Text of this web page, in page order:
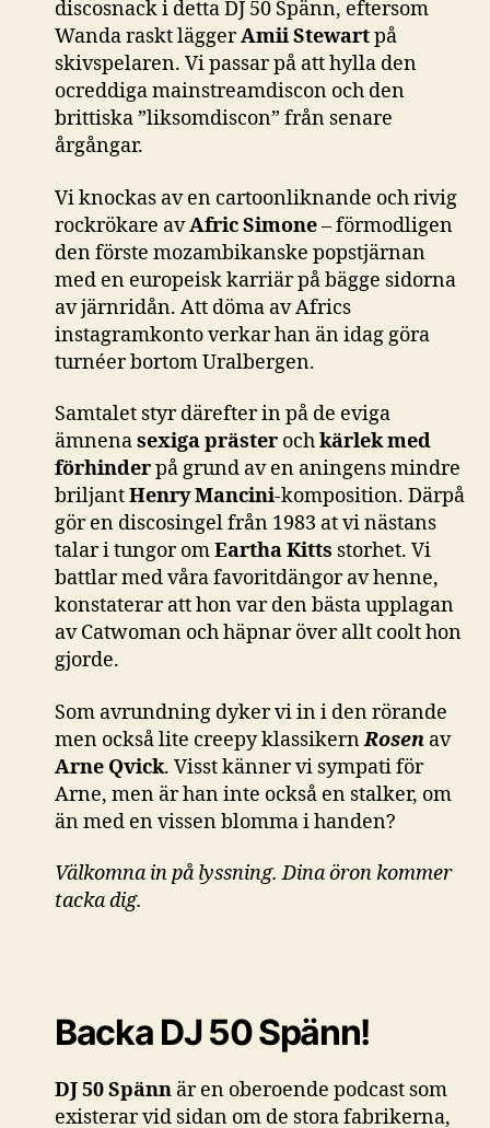
discosnack i detta DJ 50 Spänn, eftersom
Wanda raskt läggerAmii Stewartpå
skivspelaren. Vi passar på att hylla den
ocreddiga mainstreamdiscon och den
brittiska ”liksomdiscon” från senare
årgångar.
Vi knockas av en cartoonliknande och rivig
rockrökare avAfric Simone– förmodligen
den förste mozambikanske popstjärnan
med en europeisk karriär på bägge sidorna
av järnridån. Att döma av Africs
instagramkonto verkar han än idag göra
turnéer bortom Uralbergen.
Samtalet styr därefter in på de eviga
ämnenasexiga präster ochkärlek med
förhinderpå grund av en aningens mindre
briljantHenry Mancini-komposition. Därpå
gör en discosingel från 1983 at vi nästans
talar i tungor omEartha Kitts storhet. Vi
battlar med våra favoritdängor av henne,
konstaterar att hon var den bästa upplagan
av Catwoman och häpnar över allt coolt hon
gjorde.
Som avrundning dyker vi in i den rörande
men också lite creepy klassikernRosen av
Arne Qvick. Visst känner vi sympati för
Arne, men är han inte också en stalker, om
än med en vissen blomma i handen?
Välkomna in på lyssning. Dina öron kommer
tacka dig.
Backa DJ 50 Spänn!
DJ 50 Spänn är en oberoende podcast som
existerar vid sidan om de stora fabrikerna,